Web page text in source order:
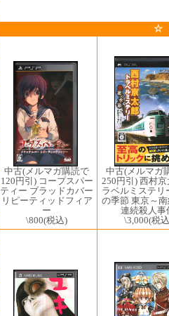
☆
中古(メルマガ購読で
120円引) コープスパー
ティー ブラッドカバー
リピーティッドフィア
ー
\800(税込)
中古(メルマガ
250円引) 西村
ラベルミステリ
の季節 東京～
連続殺人事
\3,000(税